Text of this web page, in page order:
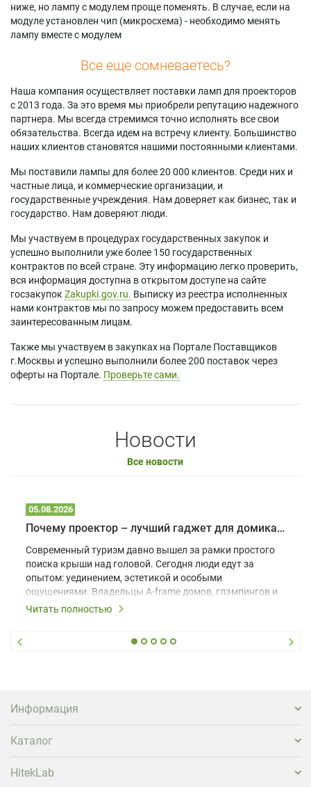
ниже, но лампу с модулем проще поменять. В случае, если на
модуле установлен чип (микросхема) - необходимо менять
лампу вместе с модулем
Все еще сомневаетесь?
Наша компания осуществляет поставки ламп для проекторов
с 2013 года. За это время мы приобрели репутацию надежного
партнера. Мы всегда стремимся точно исполнять все свои
обязательства. Всегда идем на встречу клиенту. Большинство
наших клиентов становятся нашими постоянными клиентами.
Мы поставили лампы для более 20 000 клиентов. Среди них и
частные лица, и коммерческие организации, и
государственные учреждения. Нам доверяет как бизнес, так и
государство. Нам доверяют люди.
Мы участвуем в процедурах государственных закупок и
успешно выполнили уже более 150 государственных
контрактов по всей стране. Эту информацию легко проверить,
вся информация доступна в открытом доступе на сайте
госзакупок Zakupki.gov.ru. Выписку из реестра исполненных
нами контрактов мы по запросу можем предоставить всем
заинтересованным лицам.
Также мы участвуем в закупках на Портале Поставщиков
г.Москвы и успешно выполнили более 200 поставок через
оферты на Портале. Проверьте сами.
Новости
Все новости
05.08.2026
Почему проектор – лучший гаджет для домика в глэмпинге
Современный туризм давно вышел за рамки простого
поиска крыши над головой. Сегодня люди едут за
опытом: уединением, эстетикой и особыми
ощущениями. Владельцы A-frame домов, глэмпингов и
шале понимают, что конкуренция растет, и
вернуться и поделиться впечатлениями в соцсетях,
проектора.
Читать полностью
Информация
Каталог
HitekLab